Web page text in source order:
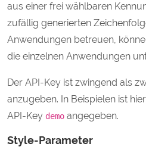
aus einer frei wählbaren
zufällig generierten
Anwendungen betreuen,
die einzelnen Anwendungen
Der API-Key ist zwingend als
anzugeben. In Beispielen ist
API-Key demo angegeben.
Style-Parameter